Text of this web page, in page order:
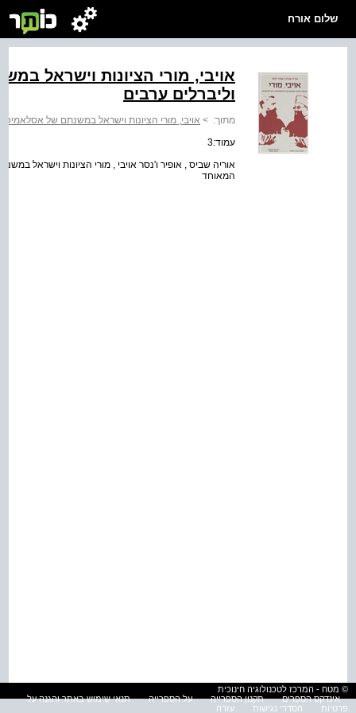
שלום אורח
אויבי, מורי הציונות וישראל
וליברלים ערבים
מתוך: > אויבי, מורי הציונות וישראל במשנתם של
עמוד:3
אוריה שביס , אופיר ו'נסר אויבי , מורי הציונות וישראל
המאוחד
© מטח - המרכז לטכנולוגיה חינוכית
אינדקס הספרים
תקנון הספרייה על הספרייה
תנאי שימוש באתר והגנה על
פרטיות
הסדרי נגישות עזרה